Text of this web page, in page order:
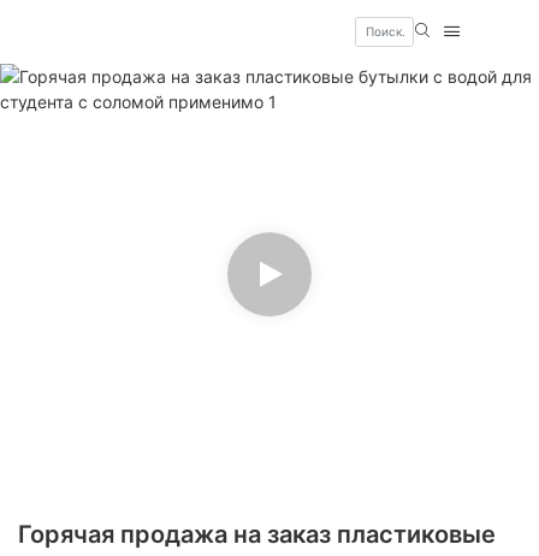
Горячая продажа на заказ пластиковые